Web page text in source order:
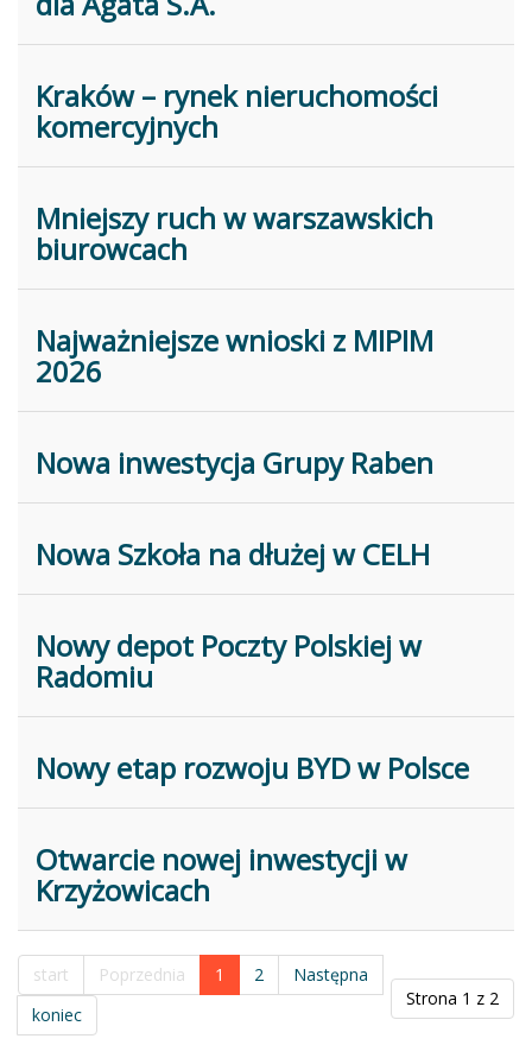
Kraków – rynek nieruchomości
komercyjnych
Mniejszy ruch w warszawskich
biurowcach
Najważniejsze wnioski z MIPIM
2026
Nowa inwestycja Grupy Raben
Nowa Szkoła na dłużej w CELH
Nowy depot Poczty Polskiej w
Radomiu
Nowy etap rozwoju BYD w Polsce
Otwarcie nowej inwestycji w
Krzyżowicach
Strona 1 z 2
start Poprzednia 1 2
Następna
koniec